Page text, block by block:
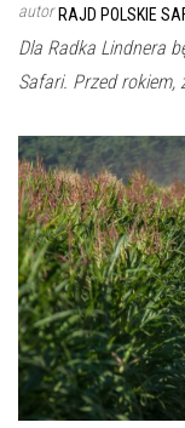
autor RAJD POLSKIE
Dla Radka Lindnera
Safari. Przed rokiem,